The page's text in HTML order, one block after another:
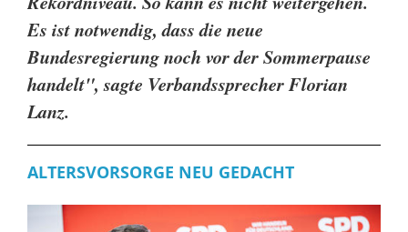
Es ist notwendig, dass die neue
Bundesregierung noch vor der Sommerpause
handelt", sagte Verbandssprecher Florian
Lanz.
ALTERSVORSORGE NEU GEDACHT